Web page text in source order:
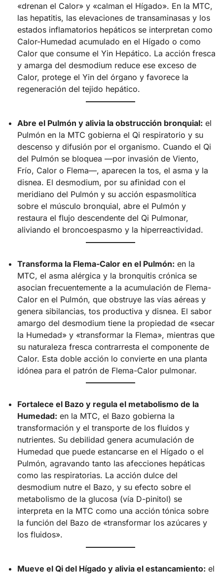
«drenan el Calor» y «calman el Hígado». En la MTC,
las hepatitis, las elevaciones de transaminasas y los
estados inflamatorios hepáticos se interpretan como
Calor-Humedad acumulado en el Hígado o como
Calor que consume el Yin Hepático. La acción fresca
y amarga del desmodium reduce ese exceso de
Calor, protege el Yin del órgano y favorece la
regeneración del tejido hepático.
Abre el Pulmón y alivia la obstrucción bronquial: el
Pulmón en la MTC gobierna el Qi respiratorio y su
descenso y difusión por el organismo. Cuando el Qi
del Pulmón se bloquea —por invasión de Viento,
Frío, Calor o Flema—, aparecen la tos, el asma y la
disnea. El desmodium, por su afinidad con el
meridiano del Pulmón y su acción espasmolítica
sobre el músculo bronquial, abre el Pulmón y
restaura el flujo descendente del Qi Pulmonar,
aliviando el broncoespasmo y la hiperreactividad.
Transforma la Flema-Calor en el Pulmón: en la
MTC, el asma alérgica y la bronquitis crónica se
asocian frecuentemente a la acumulación de Flema-
Calor en el Pulmón, que obstruye las vías aéreas y
genera sibilancias, tos productiva y disnea. El sabor
amargo del desmodium tiene la propiedad de «secar
la Humedad» y «transformar la Flema», mientras que
su naturaleza fresca contrarresta el componente de
Calor. Esta doble acción lo convierte en una planta
idónea para el patrón de Flema-Calor pulmonar.
Fortalece el Bazo y regula el metabolismo de la
Humedad: en la MTC, el Bazo gobierna la
transformación y el transporte de los fluidos y
nutrientes. Su debilidad genera acumulación de
Humedad que puede estancarse en el Hígado o el
Pulmón, agravando tanto las afecciones hepáticas
como las respiratorias. La acción dulce del
desmodium nutre el Bazo, y su efecto sobre el
metabolismo de la glucosa (vía D-pinitol) se
interpreta en la MTC como una acción tónica sobre
la función del Bazo de «transformar los azúcares y
los fluidos».
Mueve el Qi del Hígado y alivia el estancamiento: el